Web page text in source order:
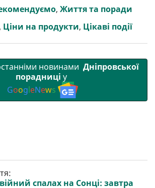
l g
r
a
m
s
A
p
p
r l
, Життя та поради
Ціни на продукти, Цікаві події
новинами Дніпровської
порадниці у
GoogleNews
спалах на Сонці: завтра